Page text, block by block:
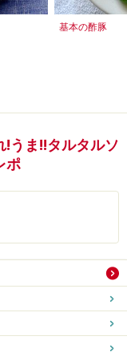
基本の酢豚
!うま!!タルタルソ
ポ